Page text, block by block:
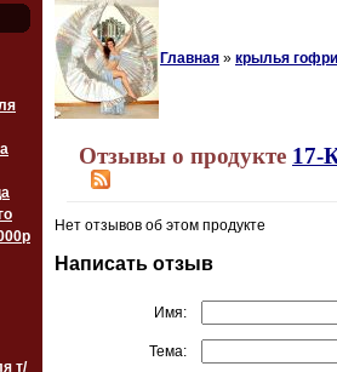
т/
Главная » крылья
Отзывы о продукте 17-
Нет отзывов об этом продукте
Написать отзыв
Имя:
Тема: